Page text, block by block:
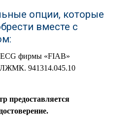
опции, которые
вместе с
фирмы «FIAB»
ЛЖМК. 941314.045.10
предоставляется